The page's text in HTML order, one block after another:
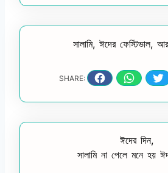
সালামি, ঈদের ফেস্টিভাল,
SHARE:
ঈদের দিন,
সালামি না পেলে মনে হয়